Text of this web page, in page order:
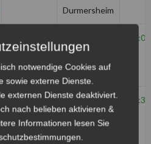
Durmersheim
Comet
Durmersheim
16:00
2 - 2
MSC
Ubstadt-
Weiher
14:30
notwendige Cookies auf
sowie externe Dienste.
externen Dienste deaktiviert.
nach belieben aktivieren &
Informationen lesen Sie